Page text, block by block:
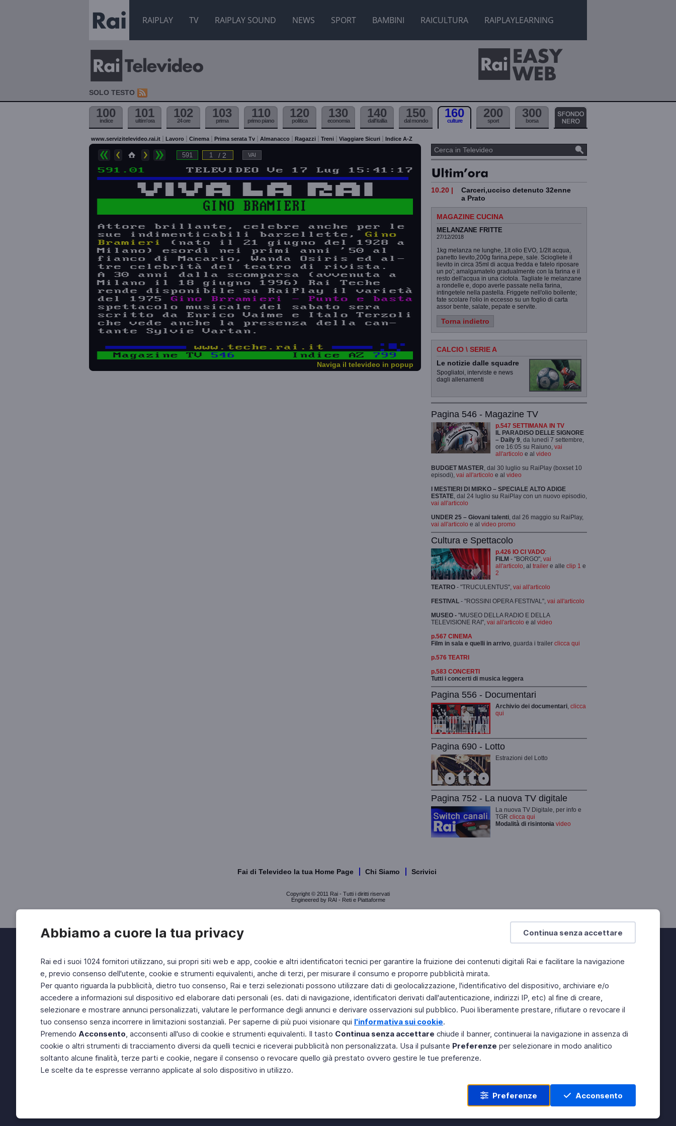
RAIPLAY TV RAIPLAY SOUND NEWS SPORT BAMBINI RAICULTURA RAIPLAYLEARNING
Continua senza accettare
Abbiamo a cuore la tua privacy
Rai ed i suoi 1024 fornitori utilizzano, sui propri siti web e app, cookie e altri identificatori tecnici per garantire la fruizione dei contenuti digitali Rai e facilitare la navigazione
e, previo consenso dell'utente, cookie e strumenti equivalenti, anche di terzi, per misurare il consumo e proporre pubblicità mirata.
Per quanto riguarda la pubblicità, dietro tuo consenso, Rai e terzi selezionati possono utilizzare dati di geolocalizzazione, l'identificativo del dispositivo, archiviare e/o
accedere a informazioni sul dispositivo ed elaborare dati personali (es. dati di navigazione, identificatori derivati dall'autenticazione, indirizzi IP, etc) al fine di creare,
selezionare e mostrare annunci personalizzati, valutare le performance degli annunci e derivare osservazioni sul pubblico. Puoi liberamente prestare, rifiutare o revocare il
tuo consenso senza incorrere in limitazioni sostanziali. Per saperne di più puoi visionare qui l'informativa sui cookie.
Premendo Acconsento, acconsenti all'uso di cookie e strumenti equivalenti. Il tasto Continua senza accettare chiude il banner, continuerai la navigazione in assenza di
cookie o altri strumenti di tracciamento diversi da quelli tecnici e riceverai pubblicità non personalizzata. Usa il pulsante Preferenze per selezionare in modo analitico
soltanto alcune finalità, terze parti e cookie, negare il consenso o revocare quello già prestato ovvero gestire le tue preferenze.
Le scelte da te espresse verranno applicate al solo dispositivo in utilizzo.
Preferenze Acconsento
SOLO TESTO
100
indice
101
ultim'ora
102
24 ore
103
prima
110
primo piano
120
politica
130
economia
140
dall'itallia
150
dal mondo
160
culture
200
sport
300
borsa
www.servizitelevideo.rai.it Lavoro Cinema Prima serata Tv Almanacco Ragazzi Treni Viaggiare Sicuri Indice A-Z
/ 2
Naviga il televideo in popup
10.20 |
Carceri,ucciso detenuto 32enne
a Prato
MAGAZINE CUCINA
MELANZANE FRITTE
27/12/2018
1kg melanza ne lunghe, 1lt olio EVO, 1/2lt acqua,
panetto lievito,200g farina,pepe, sale. Sciogliete il
lievito in circa 35ml di acqua fredda e fatelo riposare
un po'; amalgamatelo gradualmente con la farina e il
resto dell'acqua in una ciotola. Tagliate le melanzane
a rondelle e, dopo averle passate nella farina,
intingetele nella pastella. Friggete nell'olio bollente;
fate scolare l'olio in eccesso su un foglio di carta
assor bente, salate, pepate e servite.
Torna indietro
CALCIO \ SERIE A
Le notizie dalle squadre
Spogliatoi, interviste e news
dagli allenamenti
Pagina 546 - Magazine TV
p.547 SETTIMANA IN TV
IL PARADISO DELLE SIGNORE
– Daily 9 , da lunedì 7 settembre,
ore 16:05 su Raiuno, vai
all'articolo e al video
BUDGET MASTER , dal 30 luglio su RaiPlay (boxset 10
episodi), vai all'articolo e al video
I MESTIERI DI MIRKO – SPECIALE ALTO ADIGE
ESTATE , dal 24 luglio su RaiPlay con un nuovo episodio,
vai all'articolo
UNDER 25 – Giovani talenti , dal 26 maggio su RaiPlay,
vai all'articolo e al video promo
Cultura e Spettacolo
p.426 IO CI VADO:
FILM - "BORGO", vai
all'articolo , al trailer e alle clip 1 e
2
TEATRO - "TRUCULENTUS", vai all'articolo
FESTIVAL - "ROSSINI OPERA FESTIVAL", vai all'articolo
MUSEO - "MUSEO DELLA RADIO E DELLA
TELEVISIONE RAI", vai all'articolo e al video
p.567 CINEMA
Film in sala e quelli in arrivo , guarda i trailer clicca qui
p.576 TEATRI
p.583 CONCERTI
Tutti i concerti di musica leggera
Pagina 556 - Documentari
Archivio dei documentari clicca
qui
Pagina 690 - Lotto
Estrazioni del Lotto
Pagina 752 - La nuova TV digitale
La nuova TV Digitale, per info e
TGR clicca qui
Modalità di risintonia video
Fai di Televideo la tua Home Page Chi Siamo Scrivici
Copyright © 2011 Rai - Tutti i diritti riservati
Engineered by RAI - Reti e Piattaforme